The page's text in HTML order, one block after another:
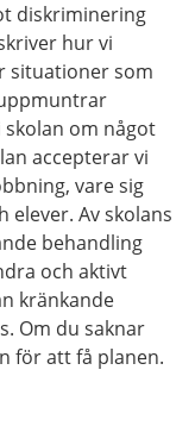
diskriminering
hur vi
situationer som
skolan om något
accepterar vi
vare sig
elever. Av skolans
behandling
och aktivt
kränkande
Om du saknar
för att få planen.